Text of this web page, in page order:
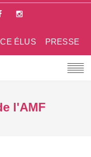
PRESSE
ÉLUS
l'AMF